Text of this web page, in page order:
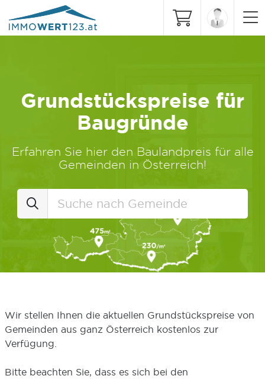
Grundstückspreise für
Baugründe
Erfahren Sie hier den Baulandpreis für alle
Gemeinden in Österreich!
Wir stellen Ihnen die aktuellen Grundstückspreise von
Gemeinden aus ganz Österreich kostenlos zur
Verfügung.
Bitte beachten Sie, dass es sich bei den